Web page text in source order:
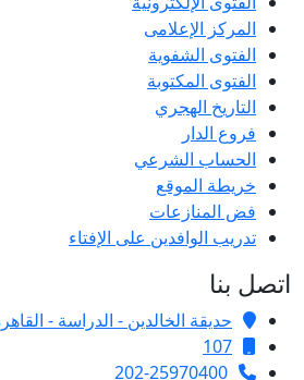
المركز الإعلامى
الفتوى الشفوية
الفتوى المكتوبة
التاريخ الهجري
فروع الدار
الحساب الشرعي
خريطة الموقع
فض المنازعات
تدريب الوافدين على الإفتاء
اتصل بنا
حديقة الخالدين - الدراسة - القاهرة
107
202-25970400